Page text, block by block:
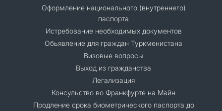
Оформление национального (внутреннего)
паспорта
Истребование необходимых документов
Обьявление для граждан Туркменистана
Визовые вопросы
Выход из гражданства
Легализация
Консульство во Франкфурте на Майн
Продление срока биометрического паспорта до